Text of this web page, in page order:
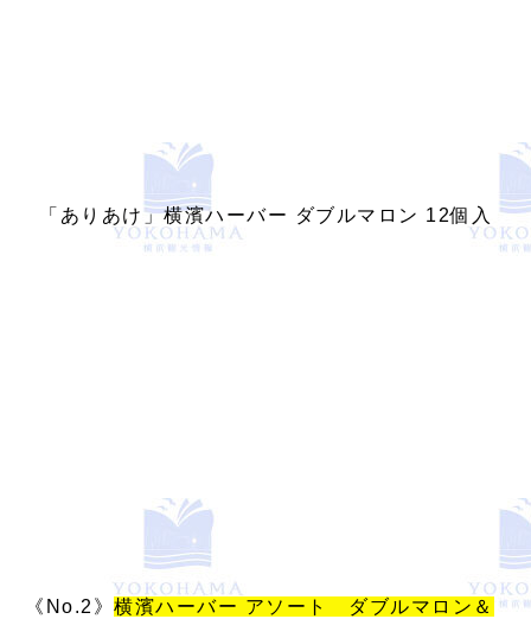
「ありあけ」横濱ハーバー ダブルマロン 12個入
《No.2》横濱ハーバー アソート ダブルマロン＆